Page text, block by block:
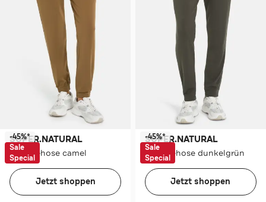
SUPER.NATURAL
Loungehose camel
-45%*
Sale
Special
Jetzt shoppen
SUPER.NATURAL
Loungehose dunkelgrün
-45%*
Sale
Special
Jetzt shoppen